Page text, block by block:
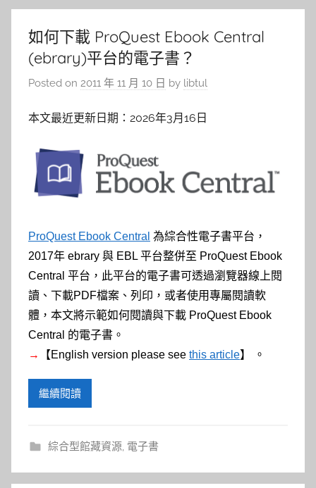
如何下載 ProQuest Ebook Central
(ebrary)平台的電子書？
Posted on 2011 年 11 月 10 日 by libtul
本文最近更新日期：2026年3月16日
ProQuest Ebook Central 為綜合性電子書平台，
2017年 ebrary 與 EBL 平台整併至 ProQuest Ebook
Central 平台，此平台的電子書可透過瀏覽器線上閱
讀、下載PDF檔案、列印，或者使用專屬閱讀軟
體，本文將示範如何閱讀與下載 ProQuest Ebook
Central 的電子書。
→
【English version please see this article】 。
繼續閱讀
綜合型館藏資源, 電子書